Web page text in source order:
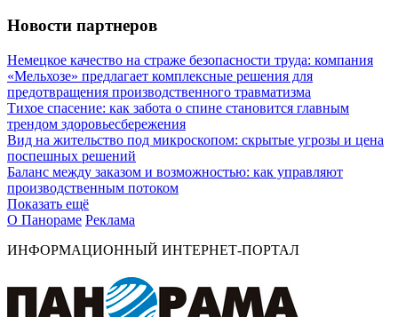
Новости партнеров
Немецкое качество на страже безопасности труда: компания
«Мельхозе» предлагает комплексные решения для
предотвращения производственного травматизма
Тихое спасение: как забота о спине становится главным
трендом здоровьесбережения
Вид на жительство под микроскопом: скрытые угрозы и цена
поспешных решений
Баланс между заказом и возможностью: как управляют
производственным потоком
Показать ещё
О Панораме Реклама
ИНФОРМАЦИОННЫЙ ИНТЕРНЕТ-ПОРТАЛ